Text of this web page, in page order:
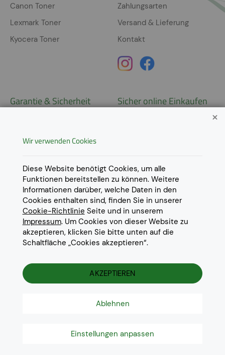
Canon Toner
Lexmark Toner
Kyocera Toner
Zahlungsarten
Versand & Lieferung
Kontakt
Garantie & Sicherheit
Datenschutz
Impressum
Cookie Einstellungen
Sicher online Einkaufen
Lieferungen in weitere Länder
gerne aufAnfrage
Die aufgeführten Markennamen und Warenzeichen dienen
ausschliesslich zur Beschreibung unserer Produkte und sind
Warenzeichen der jeweiligen Eigentümer.
Wir verwenden Cookies
Diese Website benötigt Cookies, um alle
Funktionen bereitstellen zu können. Weitere
Informationen darüber, welche Daten in den
Cookies enthalten sind, finden Sie in unserer
Cookie-Richtlinie Seite und in unserem
Impressum. Um Cookies von dieser Website zu
akzeptieren, klicken Sie bitte unten auf die
Schaltfläche „Cookies akzeptieren“.
AKZEPTIEREN
Ablehnen
Einstellungen anpassen